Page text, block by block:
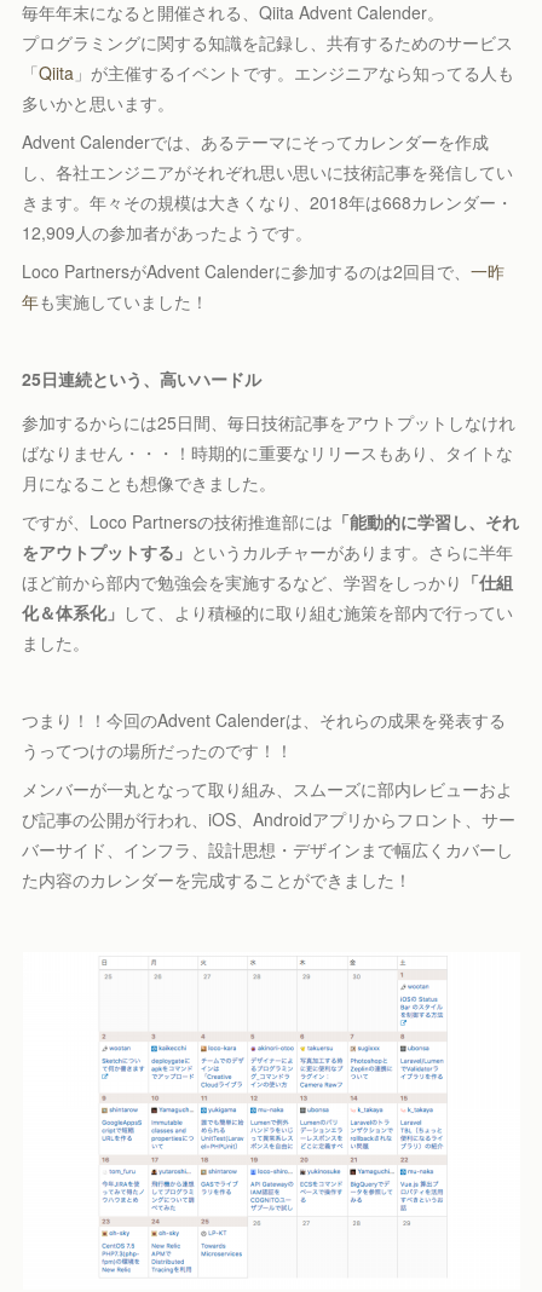
毎年年末になると開催される、Qiita Advent Calender。
プログラミングに関する知識を記録し、共有するためのサービス
「Qiita 」が主催するイベントです。エンジニアなら知ってる人も
多いかと思います。
Advent Calenderでは、あるテーマにそってカレンダーを作成
し、各社エンジニアがそれぞれ思い思いに技術記事を発信してい
きます。年々その規模は大きくなり、2018年は668カレンダー・
12,909人の参加者があったようです。
Loco PartnersがAdvent Calenderに参加するのは2回目で、一昨
年も実施していました！
25日連続という、高いハードル
参加するからには25日間、毎日技術記事をアウトプットしなけれ
ばなりません・・・！時期的に重要なリリースもあり、タイトな
月になることも想像できました。
ですが、Loco Partnersの技術推進部には 「能動的に学習し、それ
をアウトプットする」 というカルチャーがあります。さらに半年
ほど前から部内で勉強会を実施するなど、学習をしっかり 「仕組
化＆体系化」 して、より積極的に取り組む施策を部内で行ってい
ました。
つまり！！今回のAdvent Calenderは、それらの成果を発表する
うってつけの場所だったのです！！
メンバーが一丸となって取り組み、スムーズに部内レビューおよ
び記事の公開が行われ、iOS、Androidアプリからフロント、サー
バーサイド、インフラ、設計思想・デザインまで幅広くカバーし
た内容のカレンダーを完成することができました！